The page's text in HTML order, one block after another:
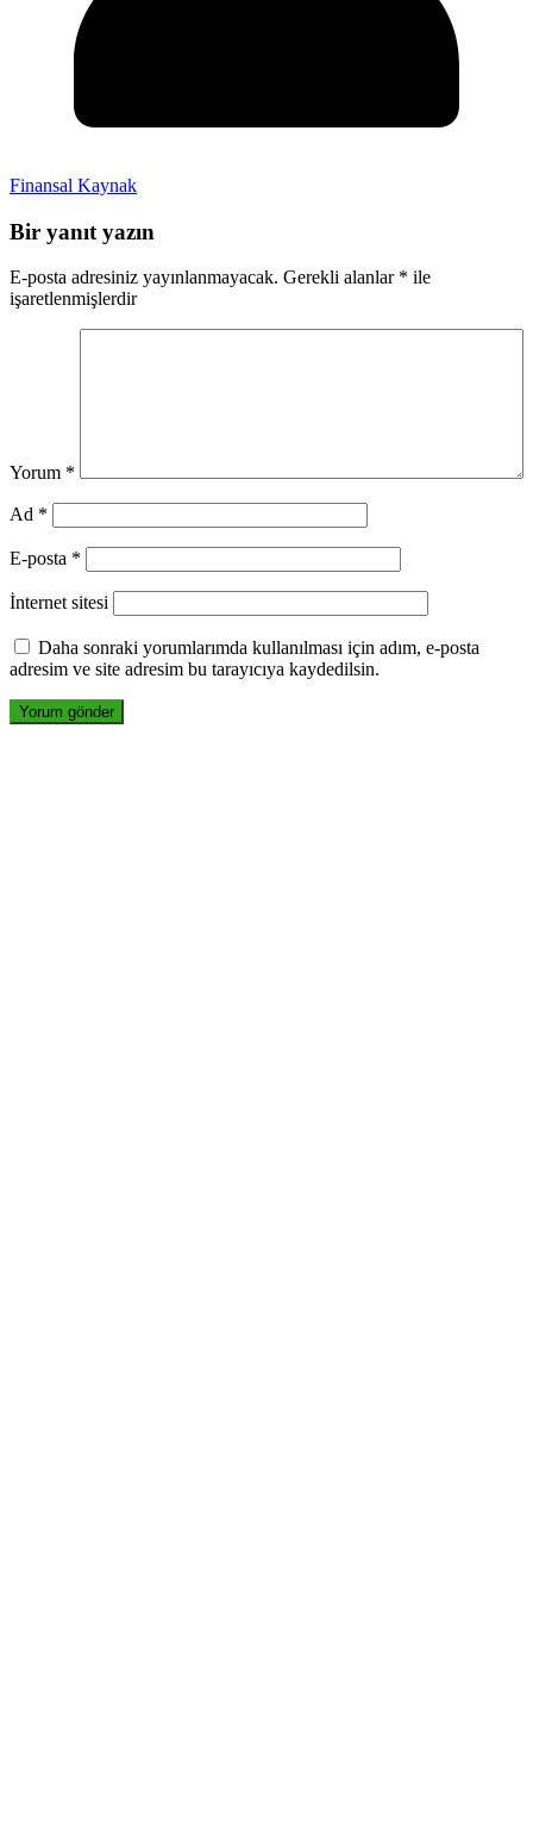
Finansal Kaynak
Bir yanıt yazın
E-posta adresiniz yayınlanmayacak. Gerekli alanlar * ile
işaretlenmişlerdir
Yorum *
Ad *
E-posta *
İnternet sitesi
Daha sonraki yorumlarımda kullanılması için adım, e-posta
adresim ve site adresim bu tarayıcıya kaydedilsin.